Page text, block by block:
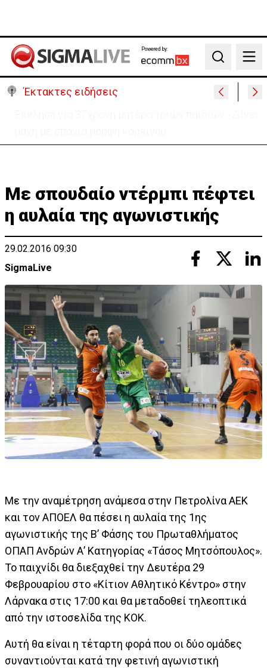
Powered by:
Search
Έκτακτες ειδήσεις
Με σπουδαίο ντέρμπι πέφτει
η αυλαία της αγωνιστικής
29.02.2016 09:30
SigmaLive
Με την αναμέτρηση ανάμεσα στην Πετρολίνα ΑΕΚ
και τον ΑΠΟΕΛ θα πέσει η αυλαία της 1ης
αγωνιστικής της Β’ Φάσης του Πρωταθλήματος
ΟΠΑΠ Ανδρών Α’ Κατηγορίας «Τάσος Μητσόπουλος».
Το παιχνίδι θα διεξαχθεί την Δευτέρα 29
Φεβρουαρίου στο «Κίτιον Αθλητικό Κέντρο» στην
Λάρνακα στις 17:00 και θα μεταδοθεί τηλεοπτικά
από την ιστοσελίδα της ΚΟΚ.
Αυτή θα είναι η τέταρτη φορά που οι δύο ομάδες
συναντιούνται κατά την φετινή αγωνιστική